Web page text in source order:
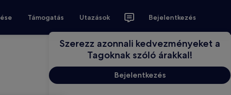
Támogatás Utazások Bejelentkezés
Szerezz azonnali kedvezményeket a
Tagoknak szóló árakkal!
Bejelentkezés